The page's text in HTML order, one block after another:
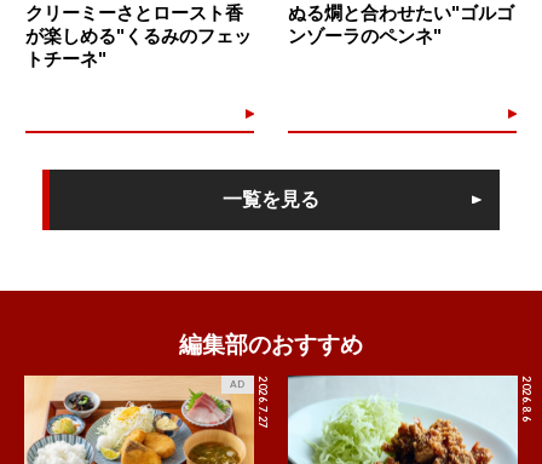
クリーミーさとロースト香
が楽しめる"くるみのフェッ
トチーネ"
ぬる燗と合わせたい"ゴルゴ
ンゾーラのペンネ"
一覧を見る
編集部のおすすめ
2026.7.27
AD 2026.8.6